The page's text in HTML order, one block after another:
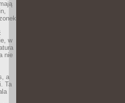
w
nie
a
Ta